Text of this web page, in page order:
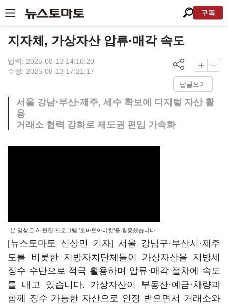
구독
지자체, 가상자산 압류·매각 속도
입력: 2025-08-13 14:16:20
수정: 2025-08-13 17:21:17
답글쓰기
서울 강남·부산·제주, 세수 확보에 디지털 자산 활
용
거래소 협력 강화로 제도권 편입 가속화
본 영상은 AI 편집 프로그램 '토마토아이컷'을 활용했습니다.
[뉴스토마토 신상민 기자] 서울 강남구·부산시·제주
도를 비롯한 지방자치단체들이 가상자산을 지방세
징수 수단으로 적극 활용하며 압류·매각 절차에 속도
를 내고 있습니다. 가상자산이 부동산·예금·차량과
함께 징수 가능한 자산으로 인정 받으면서 거래소와